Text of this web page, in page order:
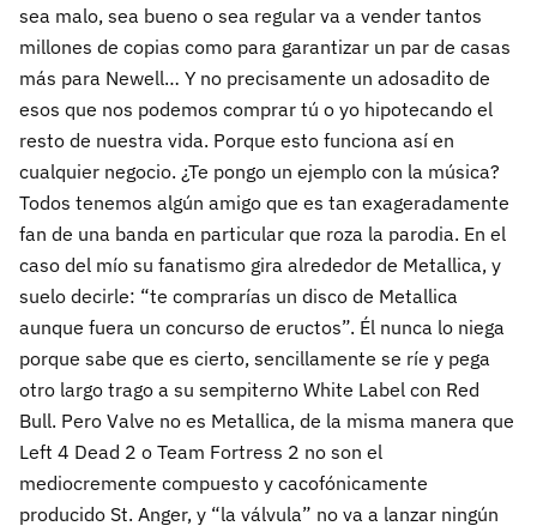
sea malo, sea bueno o sea regular va a vender tantos
millones de copias como para garantizar un par de casas
más para Newell… Y no precisamente un adosadito de
esos que nos podemos comprar tú o yo hipotecando el
resto de nuestra vida. Porque esto funciona así en
cualquier negocio. ¿Te pongo un ejemplo con la música?
Todos tenemos algún amigo que es tan exageradamente
fan de una banda en particular que roza la parodia. En el
caso del mío su fanatismo gira alrededor de Metallica, y
suelo decirle: “te comprarías un disco de Metallica
aunque fuera un concurso de eructos”. Él nunca lo niega
porque sabe que es cierto, sencillamente se ríe y pega
otro largo trago a su sempiterno White Label con Red
Bull. Pero Valve no es Metallica, de la misma manera que
Left 4 Dead 2 o Team Fortress 2 no son el
mediocremente compuesto y cacofónicamente
producido St. Anger, y “la válvula” no va a lanzar ningún